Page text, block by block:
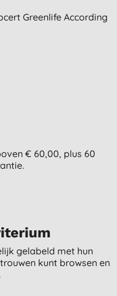
Greenlife According
€ 60,00, plus 60
gelabeld met hun
kunt browsen en